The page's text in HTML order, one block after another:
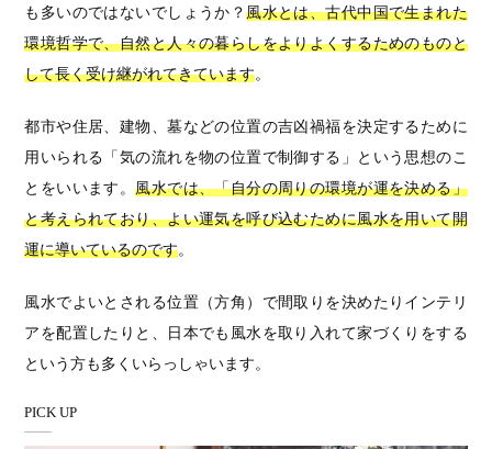
も多いのではないでしょうか？風水とは、古代中国で生まれた
環境哲学で、自然と人々の暮らしをよりよくするためのものと
して長く受け継がれてきています。
都市や住居、建物、墓などの位置の吉凶禍福を決定するために
用いられる「気の流れを物の位置で制御する」という思想のこ
とをいいます。風水では、「自分の周りの環境が運を決める」
と考えられており、よい運気を呼び込むために風水を用いて開
運に導いているのです。
風水でよいとされる位置（方角）で間取りを決めたりインテリ
アを配置したりと、日本でも風水を取り入れて家づくりをする
という方も多くいらっしゃいます。
PICK UP